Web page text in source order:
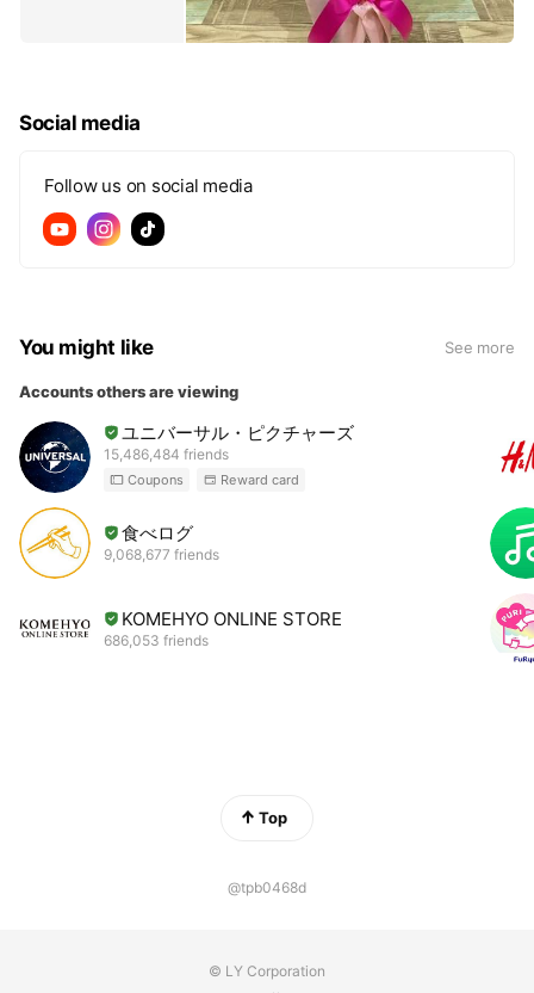
Social media
Follow us on social media
You might like See more
Accounts others are viewing
ユニバーサル・ピクチャーズ
15,486,484 friends
Coupons Reward card
食べログ
9,068,677 friends
KOMEHYO ONLINE STORE
686,053 friends
Top
@tpb0468d
© LY Corporation